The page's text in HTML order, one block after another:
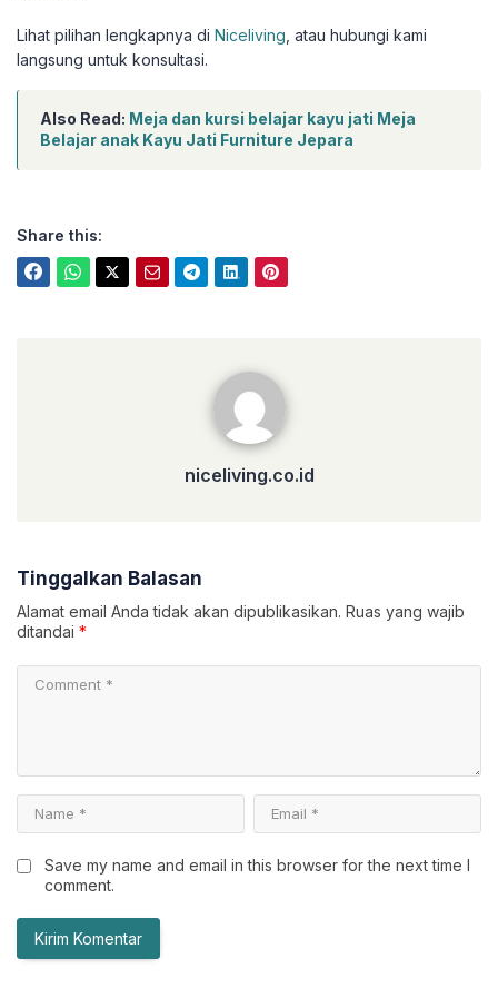
Lihat pilihan lengkapnya di Niceliving , atau hubungi kami
langsung untuk konsultasi.
Also Read: Meja dan kursi belajar kayu jati Meja
Belajar anak Kayu Jati Furniture Jepara
Share this:
niceliving.co.id
Tinggalkan Balasan
Alamat email Anda tidak akan dipublikasikan. Ruas yang wajib
ditandai *
Save my name and email in this browser for the next time I
comment.